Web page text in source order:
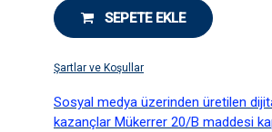
SEPETE EKLE
Şartlar ve Koşullar
Sosyal medya üzerinden üretilen
kazançlar Mükerrer 20/B maddesi